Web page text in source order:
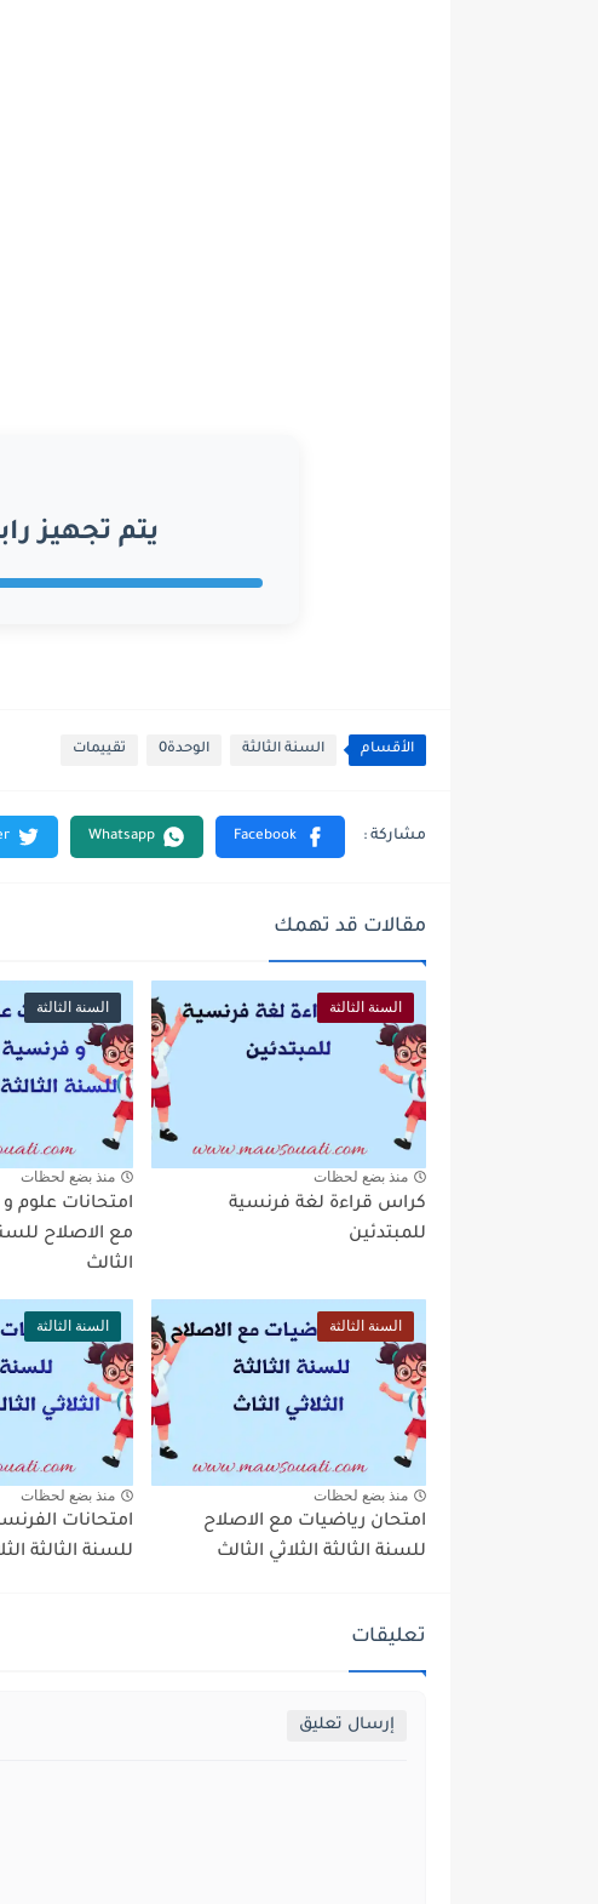
يتم تجهيز
الأقسام السنة الثالثة الوحدة0 تقييمات
مقالات قد تهمك
السنة الثالثة
منذ بضع لحظات
كراس قراءة لغة فرنسية
للمبتدئين
السنة الثالثة
منذ بضع لحظات
امتحانات علوم
مع الاصلاح للسنة
الثالث
السنة الثالثة
منذ بضع لحظات
امتحان رياضيات مع الاصلاح
للسنة الثالثة الثلاثي الثالث
السنة الثالثة
منذ بضع لحظات
امتحانات
للسنة الثالثة
تعليقات
إرسال تعليق